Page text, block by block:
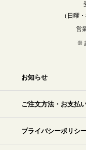
（日曜
営
※
お知らせ
ご注文方法・お支払
プライバシーポリシ